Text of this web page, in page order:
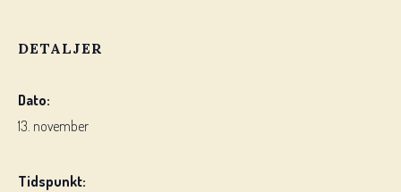
DETALJER
Dato:
13. november
Tidspunkt: